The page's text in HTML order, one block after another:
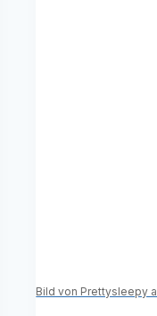
Bild von Prettysleepy